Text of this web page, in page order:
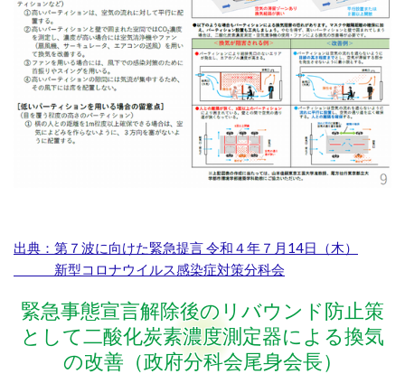
出典： 第７波に向けた緊急提言 令和４年７月14日（木）
新型コロナウイルス感染症対策分科会
緊急事態宣言解除後のリバウンド防止策
として二酸化炭素濃度測定器による換気
の改善（政府分科会尾身会長）